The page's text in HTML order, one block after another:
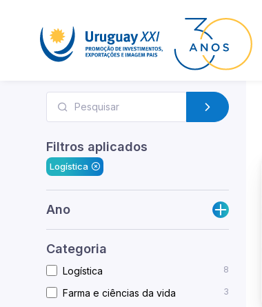
Filtros aplicados
Logística
Ano
Categoria
Logística 8
Farma e ciências da vida 3